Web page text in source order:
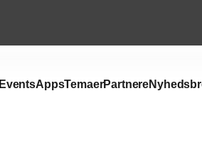
EventsAppsTemaerPartnere